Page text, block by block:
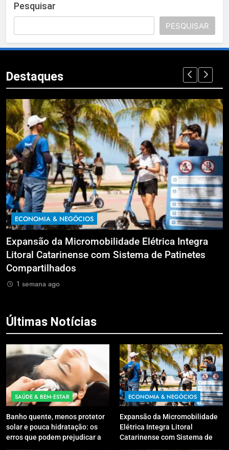
Pesquisar
PESQUISAR
Destaques
Integra
ECONOMIA & NEGÓCIOS
Proximidade de novo concurso público
interesse pela carreira de Auditor
Finanças Públicas; live no Youtube irá
dúvidas
Últimas Notícias
SAÚDE & BEM‑ESTAR
Banho quente, menos protetor
solar e pouca hidratação: os
erros que podem prejudicar a
ECONOMIA & NEGÓCIOS
Expansão da Micromobilidade
Elétrica Integra Litoral
Catarinense com Sistema de